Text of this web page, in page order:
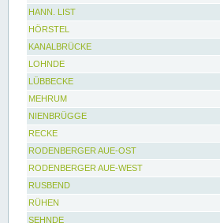
HANN. LIST
HÖRSTEL
KANALBRÜCKE
LOHNDE
LÜBBECKE
MEHRUM
NIENBRÜGGE
RECKE
RODENBERGER AUE-OST
RODENBERGER AUE-WEST
RUSBEND
RÜHEN
SEHNDE